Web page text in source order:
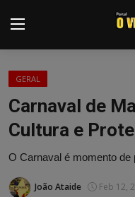
ARTIGOS
GERAL
Carnaval de
Cultura e
O Carnaval é momento de
João Ataide Feb 12,